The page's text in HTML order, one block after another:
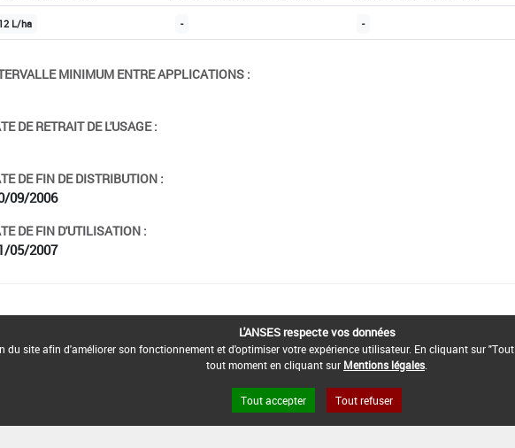
12 L/ha - -
MINIMUM ENTRE APPLICATIONS :
DE RETRAIT DE L'USAGE :
DE FIN DE DISTRIBUTION :
09/2006
DE FIN D'UTILISATION :
05/2007
L'ANSES respecte vos données
site afin d'améliorer son fonctionnement et d'optimiser votre expérience utilisateur. En cliquant sur
tout moment en cliquant sur Mentions légales
Tout accepter Tout refuser